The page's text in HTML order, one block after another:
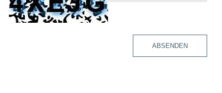
ABSENDEN